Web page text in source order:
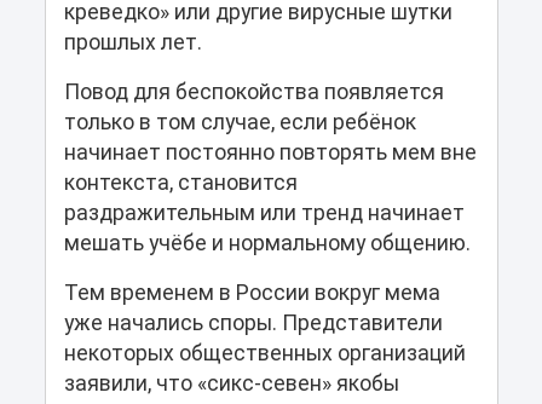
креведко» или другие вирусные шутки
прошлых лет.
Повод для беспокойства появляется
только в том случае, если ребёнок
начинает постоянно повторять мем вне
контекста, становится
раздражительным или тренд начинает
мешать учёбе и нормальному общению.
Тем временем в России вокруг мема
уже начались споры. Представители
некоторых общественных организаций
заявили, что «сикс-севен» якобы